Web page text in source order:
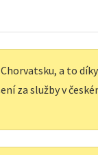
a to
za služby v